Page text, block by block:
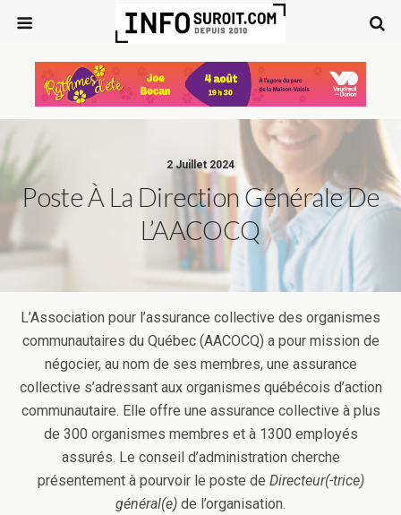
2 Juillet 2024
Poste À La Direction Générale De
L’AACOCQ
L’Association pour l’assurance collective des organismes
communautaires du Québec (AACOCQ) a pour mission de
négocier, au nom de ses membres, une assurance
collective s’adressant aux organismes québécois d’action
communautaire. Elle offre une assurance collective à plus
de 300 organismes membres et à 1300 employés
assurés. Le conseil d’administration cherche
présentement à pourvoir le poste de Directeur(-trice)
général(e) de l’organisation.